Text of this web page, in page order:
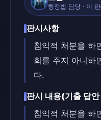
행정법 담당 · 이
판시사항
침익적 처분을 하
회를 주지 아니하
다.
판시 내용(기출 답
침익적 처분을 하